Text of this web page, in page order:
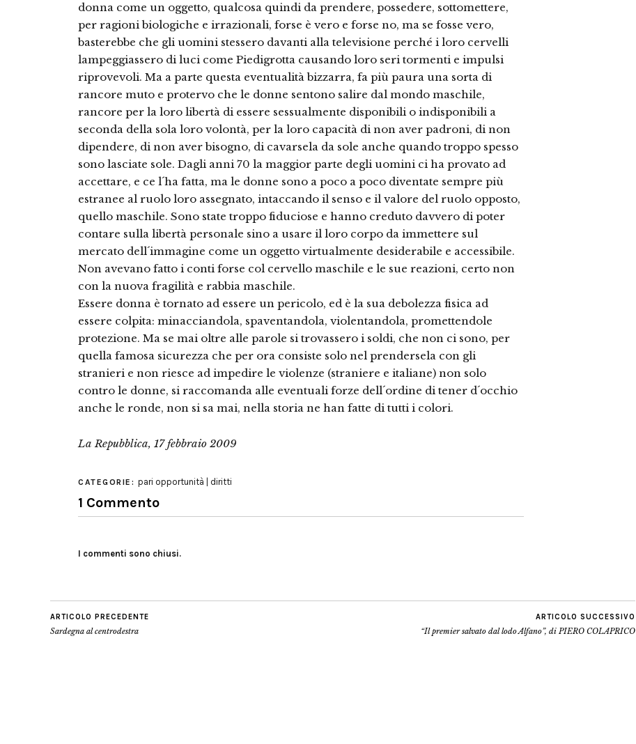
donna come un oggetto, qualcosa quindi da prendere, possedere, sottomettere,
per ragioni biologiche e irrazionali, forse è vero e forse no, ma se fosse vero,
basterebbe che gli uomini stessero davanti alla televisione perché i loro cervelli
lampeggiassero di luci come Piedigrotta causando loro seri tormenti e impulsi
riprovevoli. Ma a parte questa eventualità bizzarra, fa più paura una sorta di
rancore muto e protervo che le donne sentono salire dal mondo maschile,
rancore per la loro libertà di essere sessualmente disponibili o indisponibili a
seconda della sola loro volontà, per la loro capacità di non aver padroni, di non
dipendere, di non aver bisogno, di cavarsela da sole anche quando troppo spesso
sono lasciate sole. Dagli anni 70 la maggior parte degli uomini ci ha provato ad
accettare, e ce l´ha fatta, ma le donne sono a poco a poco diventate sempre più
estranee al ruolo loro assegnato, intaccando il senso e il valore del ruolo opposto,
quello maschile. Sono state troppo fiduciose e hanno creduto davvero di poter
contare sulla libertà personale sino a usare il loro corpo da immettere sul
mercato dell´immagine come un oggetto virtualmente desiderabile e accessibile.
Non avevano fatto i conti forse col cervello maschile e le sue reazioni, certo non
con la nuova fragilità e rabbia maschile.
Essere donna è tornato ad essere un pericolo, ed è la sua debolezza fisica ad
essere colpita: minacciandola, spaventandola, violentandola, promettendole
protezione. Ma se mai oltre alle parole si trovassero i soldi, che non ci sono, per
quella famosa sicurezza che per ora consiste solo nel prendersela con gli
stranieri e non riesce ad impedire le violenze (straniere e italiane) non solo
contro le donne, si raccomanda alle eventuali forze dell´ordine di tener d´occhio
anche le ronde, non si sa mai, nella storia ne han fatte di tutti i colori.
La Repubblica, 17 febbraio 2009
CATEGORIE: pari opportunità | diritti
1 Commento
I commenti sono chiusi.
ARTICOLO PRECEDENTE
Sardegna al centrodestra
ARTICOLO SUCCESSIVO
“Il premier salvato dal lodo Alfano”, di PIERO COLAPRICO